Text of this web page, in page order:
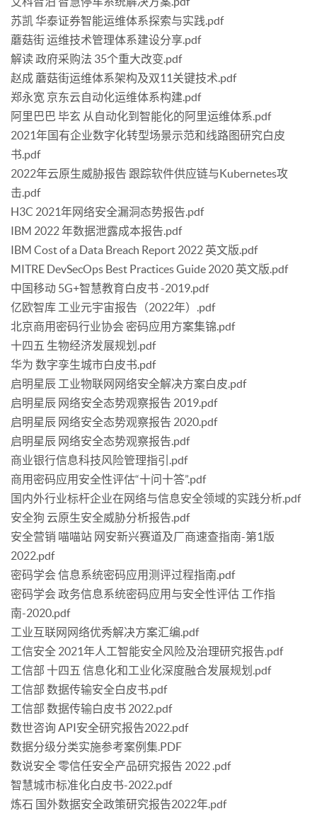
苏凯 华泰证券智能运维体系探索与实践.pdf
蘑菇街 运维技术管理体系建设分享.pdf
解读 政府采购法 35个重大改变.pdf
赵成 蘑菇街运维体系架构及双11关键技术.pdf
郑永宽 京东云自动化运维体系构建.pdf
阿里巴巴 毕玄 从自动化到智能化的阿里运维体系.pdf
2021年国有企业数字化转型场景示范和线路图研究白皮
书.pdf
2022年云原生威胁报告 跟踪软件供应链与Kubernetes攻
击.pdf
H3C 2021年网络安全漏洞态势报告.pdf
IBM 2022 年数据泄露成本报告.pdf
IBM Cost of a Data Breach Report 2022 英文版.pdf
MITRE DevSecOps Best Practices Guide 2020 英文版.pdf
中国移动 5G+智慧教育白皮书 -2019.pdf
亿欧智库 工业元宇宙报告（2022年）.pdf
北京商用密码行业协会 密码应用方案集锦.pdf
十四五 生物经济发展规划.pdf
华为 数字孪生城市白皮书.pdf
启明星辰 工业物联网网络安全解决方案白皮.pdf
启明星辰 网络安全态势观察报告 2019.pdf
启明星辰 网络安全态势观察报告 2020.pdf
启明星辰 网络安全态势观察报告.pdf
商业银行信息科技风险管理指引.pdf
商用密码应用安全性评估“十问十答”.pdf
国内外行业标杆企业在网络与信息安全领域的实践分析.pdf
安全狗 云原生安全威胁分析报告.pdf
安全营销 喵喵站 网安新兴赛道及厂商速查指南-第1版
2022.pdf
密码学会 信息系统密码应用测评过程指南.pdf
密码学会 政务信息系统密码应用与安全性评估 工作指
南-2020.pdf
工业互联网网络优秀解决方案汇编.pdf
工信安全 2021年人工智能安全风险及治理研究报告.pdf
工信部 十四五 信息化和工业化深度融合发展规划.pdf
工信部 数据传输安全白皮书.pdf
工信部 数据传输白皮书 2022.pdf
数世咨询 API安全研究报告2022.pdf
数据分级分类实施参考案例集.PDF
数说安全 零信任安全产品研究报告 2022 .pdf
智慧城市标准化白皮书-2022.pdf
炼石 国外数据安全政策研究报告2022年.pdf